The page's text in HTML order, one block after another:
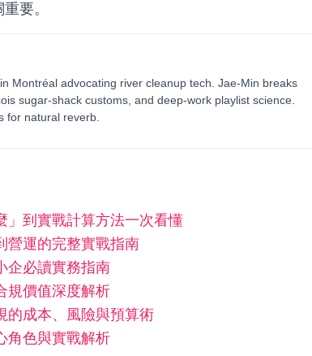
要。
Montréal advocating river cleanup tech. Jae-Min breaks
sugar-shack customs, and deep-work playlist science.
for natural reverb.
」到實戰計算方法一次看懂
營運的完整實戰指南
企必讀實務指南
規價值深度解析
的成本、風險與預算術
角色與實戰解析